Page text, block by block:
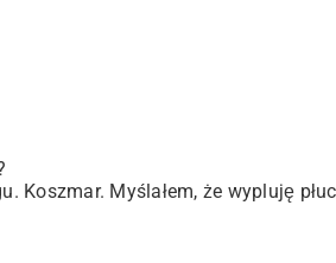
Koszmar. Myślałem, że wypluję